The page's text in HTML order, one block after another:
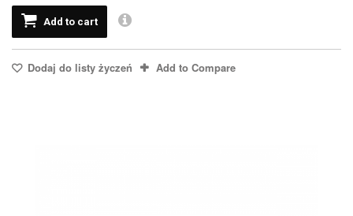
Add to cart
Dodaj do listy życzeń Add to Compare